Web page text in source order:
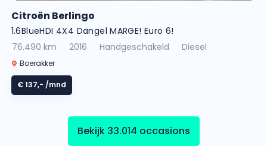
Citroën Berlingo
1.6BlueHDI 4X4 Dangel MARGE! Euro 6!
76.490 km
2016 Handgeschakeld Diesel
Boerakker
€ 137,- /mnd
Bekijk 33.014 occasions